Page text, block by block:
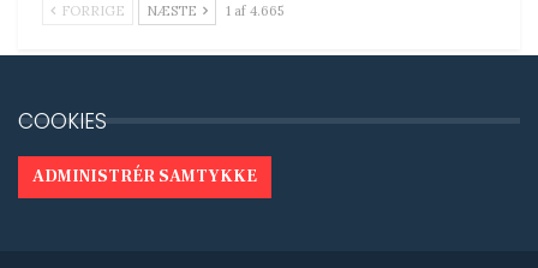
FORRIGE NÆSTE 1 af 4.665
COOKIES
ADMINISTRÉR SAMTYKKE